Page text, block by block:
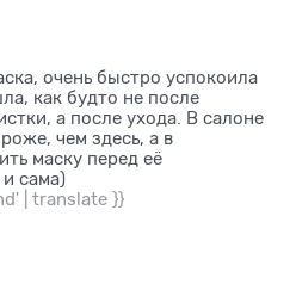
очень быстро успокоила
как будто не после
а после ухода. В салоне
чем здесь, а в
маску перед её
сама)
| translate }}